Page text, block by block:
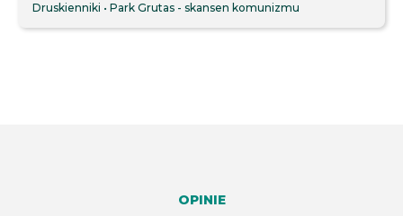
Druskienniki
Park Grutas - skansen komunizmu
OPINIE